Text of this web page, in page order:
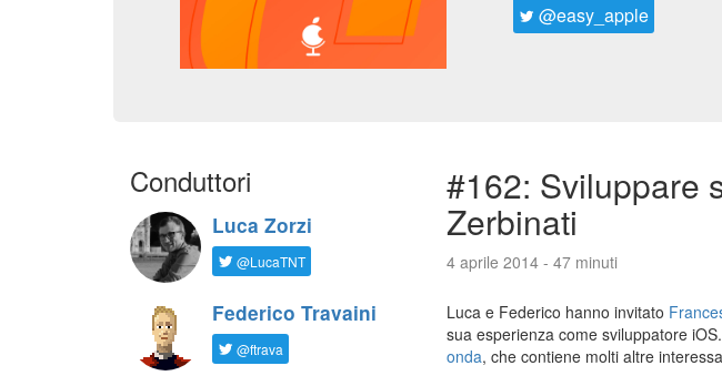
@easy_apple
Conduttori
Luca Zorzi
@LucaTNT
Federico Travaini
@ftrava
#162: Sviluppare
Zerbinati
4 aprile 2014 - 47 minuti
Luca e Federico hanno invitato
sua esperienza come sviluppatore
onda, che contiene molti altre